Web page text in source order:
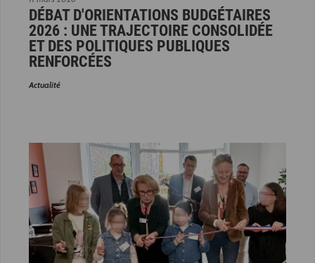
DÉBAT D'ORIENTATIONS BUDGÉTAIRES
2026 : UNE TRAJECTOIRE CONSOLIDÉE
ET DES POLITIQUES PUBLIQUES
RENFORCÉES
Actualité